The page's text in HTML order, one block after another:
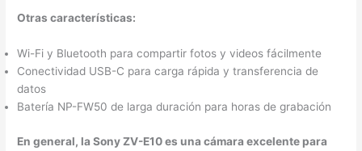
Otras características:
Wi-Fi y Bluetooth para compartir fotos y videos fácilmente
Conectividad USB-C para carga rápida y transferencia de
datos
Batería NP-FW50 de larga duración para horas de grabación
En general, la Sony ZV-E10 es una cámara excelente para